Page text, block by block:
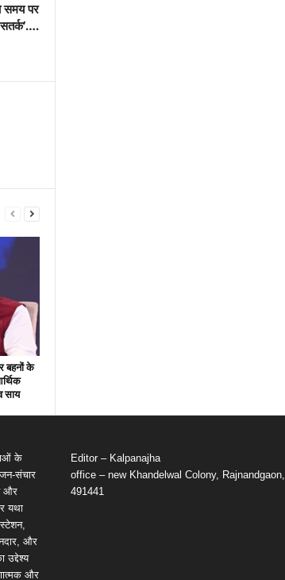
समय पर
बहनों के
साय
के
संचार
और
यथा
और
उद्देश्य
और
Editor – Kalpanajha
office – new Khandelwal Colony, Rajnandgaon,
491441